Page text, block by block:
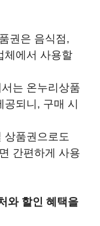
권은 음식점,
체에서 사용할
는 온누리상품
되니, 구매 시
상품권으로도
간편하게 사용
와 할인 혜택을